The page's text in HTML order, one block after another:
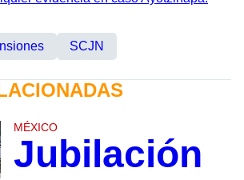
SCJN
MÉXICO
Jubilación